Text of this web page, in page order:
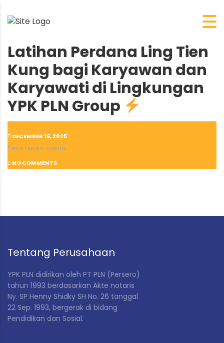
Latihan Perdana Ling Tien
Kung bagi Karyawan dan
Karyawati di Lingkungan
YPK PLN Group
DECEMBER 16, 2025
POSTED BY: ADMIN
NO COMMENTS
Tentang Perusahaan
YPK PLN didirikan oleh PT PLN (Persero)
tahun 1993 berdasarkan Akte notaris
Ny. SP Henny Shidky SH No. 26 tanggal
22 Sep. 1993, bergerak di bidang
Pendidikan dan Sosial.